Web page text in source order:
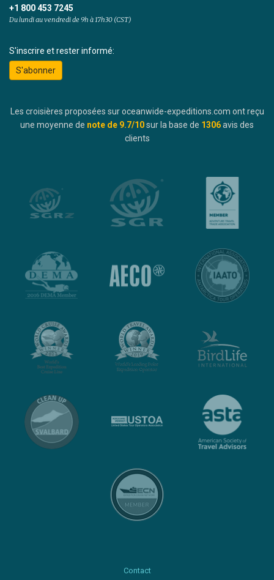
+1 800 453 7245
Du lundi au vendredi de 9h à 17h30 (CST)
S'inscrire et rester informé:
S'abonner
Les croisières proposées sur oceanwide-expeditions.com ont reçu
une moyenne de note de 9.7/10sur la base de 1306avis des
clients
Contact